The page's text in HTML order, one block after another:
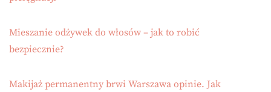
Mieszanie odżywek do włosów – jak to robić
bezpiecznie?
Makijaż permanentny brwi Warszawa opinie. Jak